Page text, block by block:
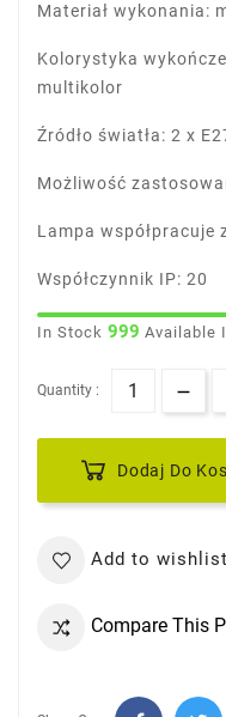
Materiał wykonania:
Kolorystyka
multikolor
Źródło światła: 2 x
Możliwość
Lampa współpracuje
Współczynnik IP: 20
In Stock 999 Available
Quantity :
Dodaj Do
Add to wishlist
Compare This